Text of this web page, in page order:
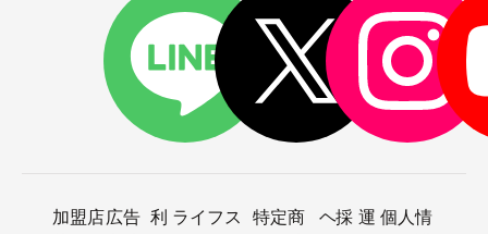
加盟店広告 利 ライフス
特定商
ヘ採 運 個人情